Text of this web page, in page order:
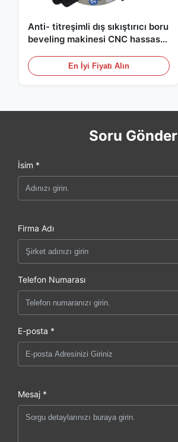
Anti- titreşimli dış sıkıştırıcı boru
beveling makinesi CNC hassas
En İyi Fiyatı Alın
Soru Gönder
İsim *
Firma Adı
Telefon Numarası
E-posta *
Mesaj *